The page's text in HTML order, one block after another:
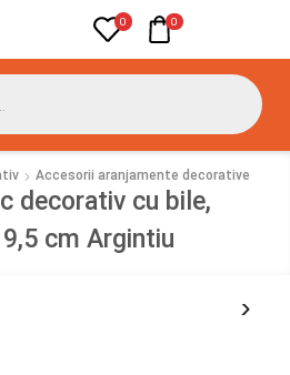
0 0
Accesorii aranjamente decorative
decorativ cu bile,
9,5 cm Argintiu